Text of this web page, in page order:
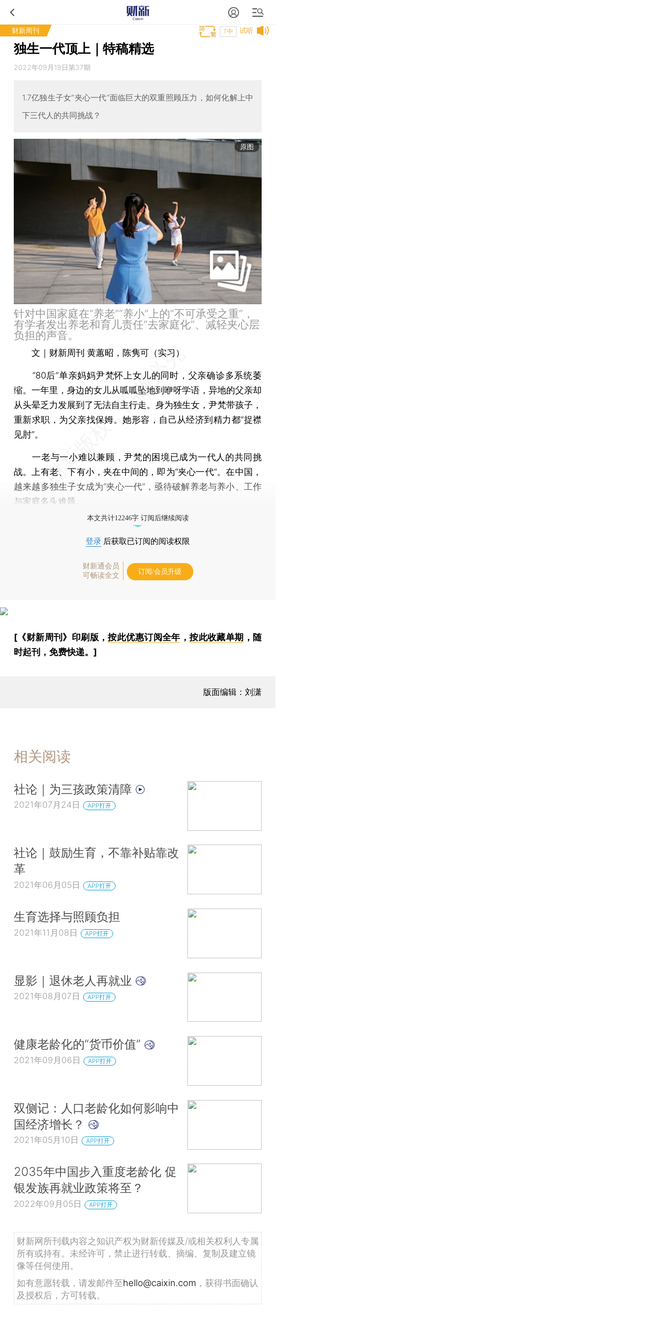
财新周刊 试听
T中
独生一代顶上｜特稿精选
2022年09月19日第37期
1.7亿独生子女“夹心一代”面临巨大的双重照顾压力，如何化解上中
下三代人的共同挑战？
原图
针对中国家庭在“养老”“养小”上的“不可承受之重”，
有学者发出养老和育儿责任“去家庭化”、减轻夹心层
负担的声音。
文｜财新周刊 黄蕙昭，陈隽可（实习）
“80后”单亲妈妈尹梵怀上女儿的同时，父亲确诊多系统萎
缩。一年里，身边的女儿从呱呱坠地到咿呀学语，异地的父亲却
从头晕乏力发展到了无法自主行走。身为独生女，尹梵带孩子，
重新求职，为父亲找保姆。她形容，自己从经济到精力都“捉襟
见肘”。
一老与一小难以兼顾，尹梵的困境已成为一代人的共同挑
战。上有老、下有小，夹在中间的，即为“夹心一代”。在中国，
越来越多独生子女成为“夹心一代”，亟待破解养老与养小、工作
与家庭多头难题。
本文共计12246字 订阅后继续阅读
登录 后获取已订阅的阅读权限
财新通会员
可畅读全文
订阅/会员升级
[《财新周刊》印刷版，按此优惠订阅全年 ，按此收藏单期 ，随
时起刊，免费快递。]
版面编辑：刘潇
相关阅读
社论｜为三孩政策清障
2021年07月24日 APP打开
社论｜鼓励生育，不靠补贴靠改
革
2021年06月05日 APP打开
生育选择与照顾负担
2021年11月08日 APP打开
显影｜退休老人再就业
2021年08月07日 APP打开
健康老龄化的“货币价值”
2021年09月06日 APP打开
双侧记：人口老龄化如何影响中
国经济增长？
2021年05月10日 APP打开
2035年中国步入重度老龄化 促
银发族再就业政策将至？
2022年09月05日 APP打开
财新网所刊载内容之知识产权为财新传媒及/或相关权利人专属
所有或持有。未经许可，禁止进行转载、摘编、复制及建立镜
像等任何使用。
如有意愿转载，请发邮件至hello@caixin.com ，获得书面确认
及授权后，方可转载。